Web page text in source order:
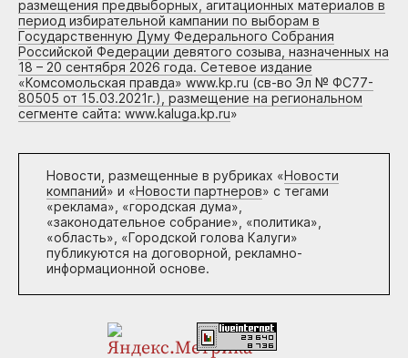
размещения предвыборных, агитационных материалов в
период избирательной кампании по выборам в
Государственную Думу Федерального Собрания
Российской Федерации девятого созыва, назначенных на
18 – 20 сентября 2026 года. Сетевое издание
«Комсомольская правда» www.kp.ru (св-во Эл № ФС77-
80505 от 15.03.2021г.), размещение на региональном
сегменте сайта: www.kaluga.kp.ru»
Новости, размещенные в рубриках «Новости
компаний» и «Новости партнеров» с тегами
«реклама», «городская дума»,
«законодательное собрание», «политика»,
«область», «Городской голова Калуги»
публикуются на договорной, рекламно-
информационной основе.